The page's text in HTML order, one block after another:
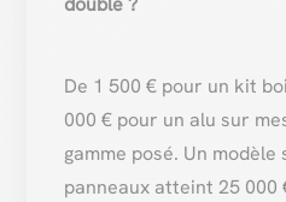
De 1 500 € pour un kit
000 € pour un alu sur
gamme posé. Un
panneaux atteint 25 000